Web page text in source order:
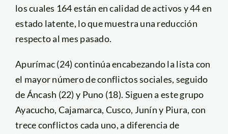
los cuales 164 están en calidad de activos y 44 en
estado latente, lo que muestra una reducción
respecto al mes pasado.
Apurímac (24) continúa encabezando la lista con
el mayor número de conflictos sociales, seguido
de Áncash (22) y Puno (18). Siguen a este grupo
Ayacucho, Cajamarca, Cusco, Junín y Piura, con
trece conflictos cada uno, a diferencia de